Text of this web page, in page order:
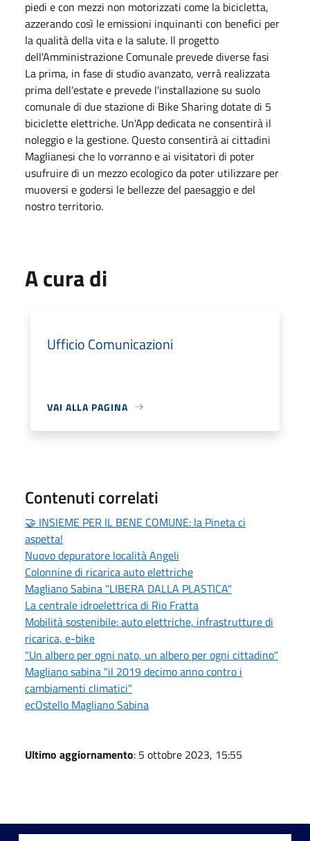
piedi e con mezzi non motorizzati come la bicicletta,
azzerando così le emissioni inquinanti con benefici per
la qualità della vita e la salute. Il progetto
dell'Amministrazione Comunale prevede diverse fasi
La prima, in fase di studio avanzato, verrà realizzata
prima dell'estate e prevede l'installazione su suolo
comunale di due stazione di Bike Sharing dotate di 5
biciclette elettriche. Un'App dedicata ne consentirà il
noleggio e la gestione. Questo consentirà ai cittadini
Maglianesi che lo vorranno e ai visitatori di poter
usufruire di un mezzo ecologico da poter utilizzare per
muoversi e godersi le bellezze del paesaggio e del
nostro territorio.
A cura di
Ufficio Comunicazioni
VAI ALLA PAGINA
Contenuti correlati
🤝 INSIEME PER IL BENE COMUNE: la Pineta ci
aspetta!
Nuovo depuratore località Angeli
Colonnine di ricarica auto elettriche
Magliano Sabina "LIBERA DALLA PLASTICA"
La centrale idroelettrica di Rio Fratta
Mobilità sostenibile: auto elettriche, infrastrutture di
ricarica, e-bike
"Un albero per ogni nato, un albero per ogni cittadino"
Magliano sabina "il 2019 decimo anno contro i
cambiamenti climatici"
ecOstello Magliano Sabina
Ultimo aggiornamento: 5 ottobre 2023, 15:55